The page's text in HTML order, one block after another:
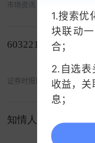
市场资讯
603221复牌，10连
证券时报网 08-06 02:53
知情人士：沃什将
1.搜索优
块联动
合；
2.自选表
收益，关
息；
3.中证